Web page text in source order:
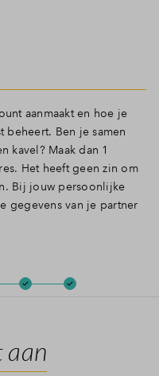
aanmaakt en hoe je
beheert. Ben je samen
kavel? Maak dan 1
Het heeft geen zin om
Bij jouw persoonlijke
gegevens van je partner
aan